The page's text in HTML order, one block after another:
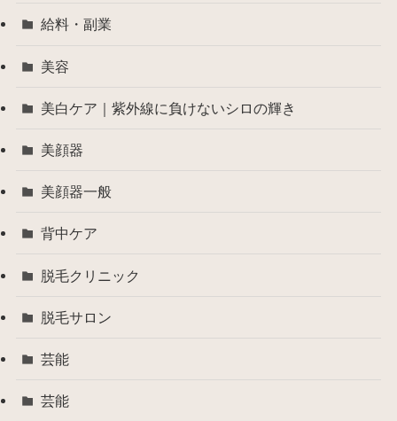
給料・副業
美容
美白ケア｜紫外線に負けないシロの輝き
美顔器
美顔器一般
背中ケア
脱毛クリニック
脱毛サロン
芸能
芸能